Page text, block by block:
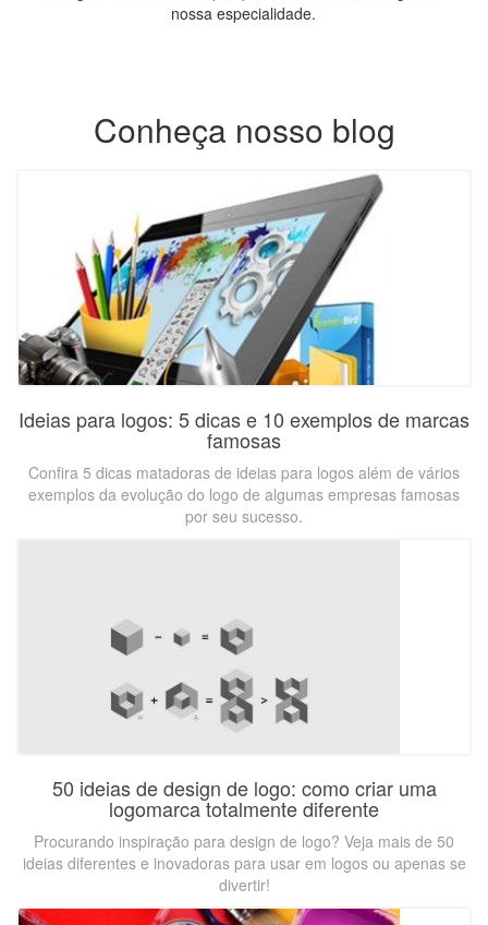
nossa especialidade.
Conheça nosso blog
Ideias para logos: 5 dicas e 10 exemplos de marcas
famosas
Confira 5 dicas matadoras de ideias para logos além de vários
exemplos da evolução do logo de algumas empresas famosas
por seu sucesso.
50 ideias de design de logo: como criar uma
logomarca totalmente diferente
Procurando inspiração para design de logo? Veja mais de 50
ideias diferentes e inovadoras para usar em logos ou apenas se
divertir!